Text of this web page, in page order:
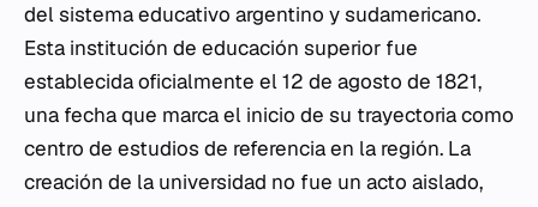
del sistema educativo argentino y sudamericano.
Esta institución de educación superior fue
establecida oficialmente el 12 de agosto de 1821,
una fecha que marca el inicio de su trayectoria como
centro de estudios de referencia en la región. La
creación de la universidad no fue un acto aislado,